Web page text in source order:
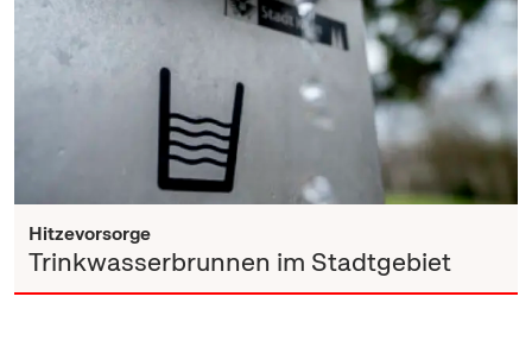
Hitzevorsorge
Trinkwasserbrunnen im Stadtgebiet